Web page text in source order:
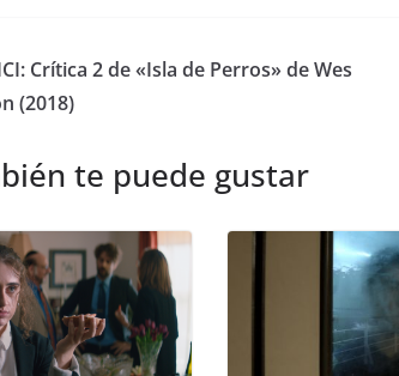
Crítica 2 de «Isla de Perros» de Wes
(2018)
te puede gustar